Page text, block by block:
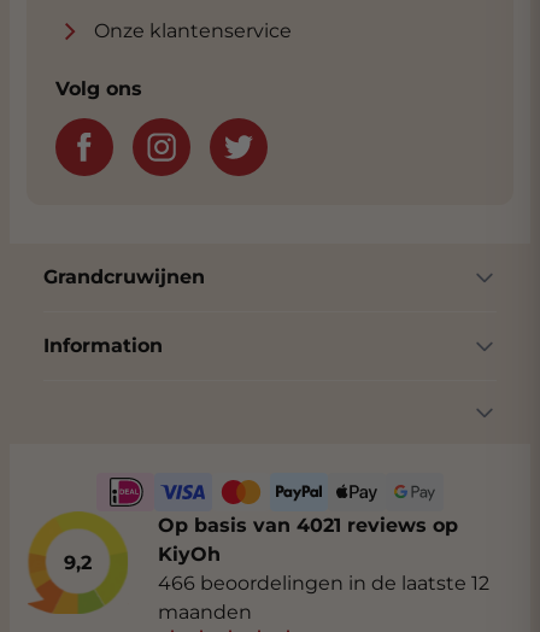
Onze klantenservice
Volg ons
Grandcruwijnen
Information
9,2
Op basis van 4021 reviews op
KiyOh
466 beoordelingen in de laatste 12
maanden